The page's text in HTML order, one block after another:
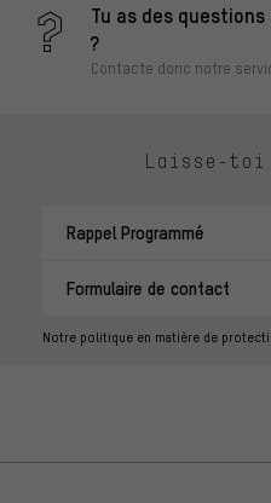
Tu as des
?
Contacte donc notre
Laisse-
Rappel Programmé
Formulaire de contact
Notre politique en matière de